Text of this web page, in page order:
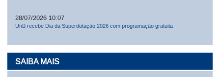
28/07/2026 10:07
UnB recebe Dia da Superdotação 2026 com programação gratuita
SAIBA MAIS